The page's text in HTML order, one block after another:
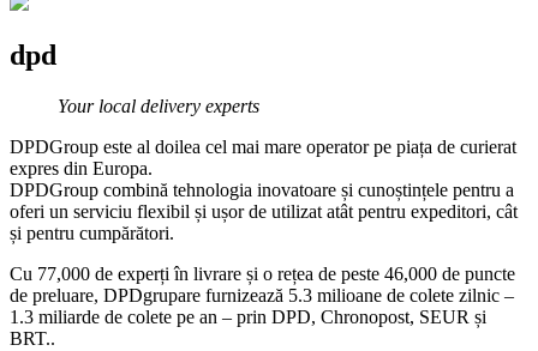
dpd
Your local delivery experts
DPDGroup este al doilea cel mai mare operator pe piața de curierat
expres din Europa.
DPDGroup combină tehnologia inovatoare și cunoștințele pentru a
oferi un serviciu flexibil și ușor de utilizat atât pentru expeditori, cât
și pentru cumpărători.
Cu 77,000 de experți în livrare și o rețea de peste 46,000 de puncte
de preluare, DPDgrupare furnizează 5.3 milioane de colete zilnic –
1.3 miliarde de colete pe an – prin DPD, Chronopost, SEUR și
BRT..